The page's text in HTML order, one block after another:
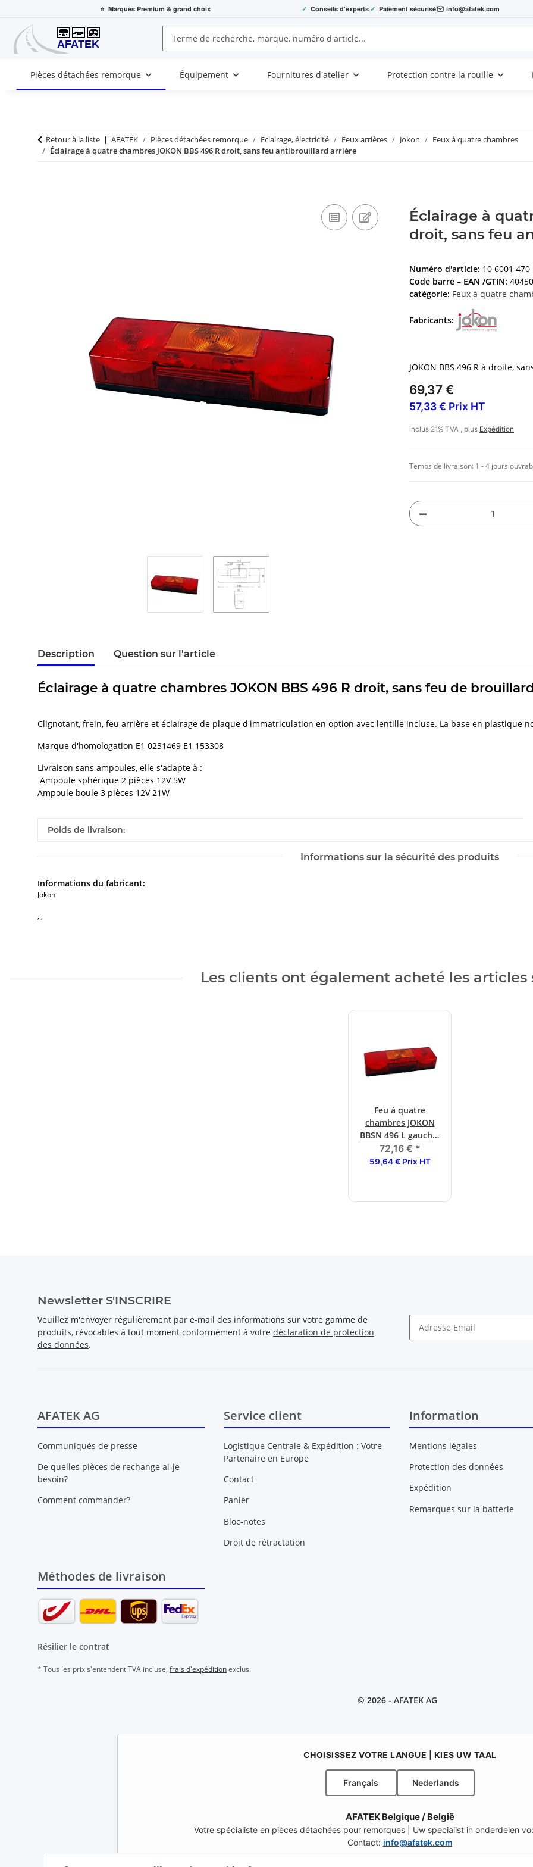
⭐ Marques Premium & grand choix ✓ Conseils d'experts ✓ Paiement sécurisé info@afatek.com
Pièces détachées remorque Équipement Fournitures d'atelier Protection contre la rouille
Retour à la liste AFATEK Pièces détachées remorque Eclairage, électricité Feux arrières Jokon
Feux à quatre chambres
Éclairage à quatre chambres JOKON BBS 496 R droit, sans feu antibrouillard arrière
Éclairage à
droit, sans feu
Numéro d'article: 10 6001 470
Code barre – EAN /GTIN:
catégorie: Feux à quatre
Fabricants:
JOKON BBS 496 R à droite,
69,37 €
57,33 € Prix HT
inclus 21% TVA , plus Expédition
Temps de livraison: 1 - 4 jours
Description Question sur l'article
Éclairage à quatre chambres JOKON BBS 496 R droit, sans feu de
Clignotant, frein, feu arrière et éclairage de plaque d'immatriculation en option avec lentille incluse. La base en plastique
Marque d'homologation E1 0231469 E1 153308
Livraison sans ampoules, elle s'adapte à :
Ampoule sphérique 2 pièces 12V 5W
Ampoule boule 3 pièces 12V 21W
#productDetails.itemInformation#
#productDetails.itemValue#
Poids de livraison:
Informations sur la sécurité des produits
Informations du fabricant:
Jokon
, ,
Les clients ont également acheté les articles
Feu à quatre
chambres JOKON
BBSN 496 L gauche,
avec feu
antibrouillard
72,16 € *
59,64 € Prix HT
Newsletter S'INSCRIRE
Veuillez m'envoyer régulièrement par e-mail des informations sur votre gamme de
produits, révocables à tout moment conformément à votre déclaration de protection
des données.
AFATEK AG
Communiqués de presse
De quelles pièces de rechange ai-je
besoin?
Comment commander?
Service client
Logistique Centrale & Expédition : Votre
Partenaire en Europe
Contact
Panier
Bloc-notes
Droit de rétractation
Information
Mentions légales
Protection des données
Expédition
Remarques sur la batterie
Méthodes de livraison
Résilier le contrat
* Tous les prix s'entendent TVA incluse, frais d'expéditionexclus.
© 2026 - AFATEK AG
CHOISISSEZ VOTRE LANGUE | KIES UW TAAL
Français Nederlands
AFATEK Belgique / België
Votre spécialiste en pièces détachées pour remorques | Uw specialist in onderdelen
Contact: info@afatek.com